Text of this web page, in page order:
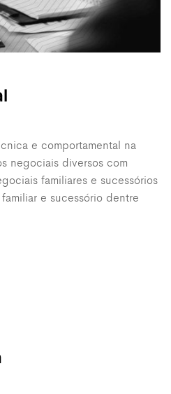
e comportamental na
negociais diversos com
familiares e sucessórios
e sucessório dentre